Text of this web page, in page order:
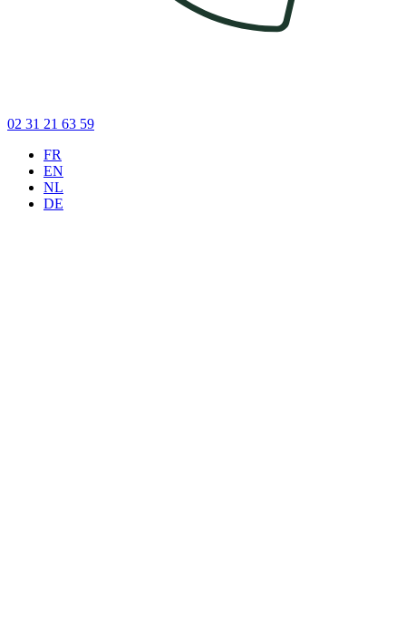
02 31 21 63 59
FR
EN
NL
DE